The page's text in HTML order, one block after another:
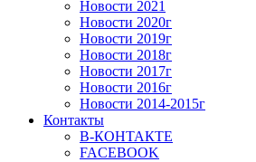
Новости 2021
Новости 2020г
Новости 2019г
Новости 2018г
Новости 2017г
Новости 2016г
Новости 2014-2015г
Контакты
В-КОНТАКТЕ
FACEBOOK